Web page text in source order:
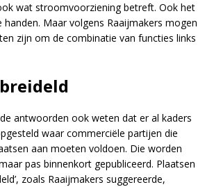
wat stroomvoorziening betreft. Ook het
handen. Maar volgens Raaijmakers mogen
zijn om de combinatie van functies links
antwoorden ook weten dat er al kaders
waar commerciële partijen die
aan moeten voldoen. Die worden
pas binnenkort gepubliceerd. Plaatsen
zoals Raaijmakers suggereerde,